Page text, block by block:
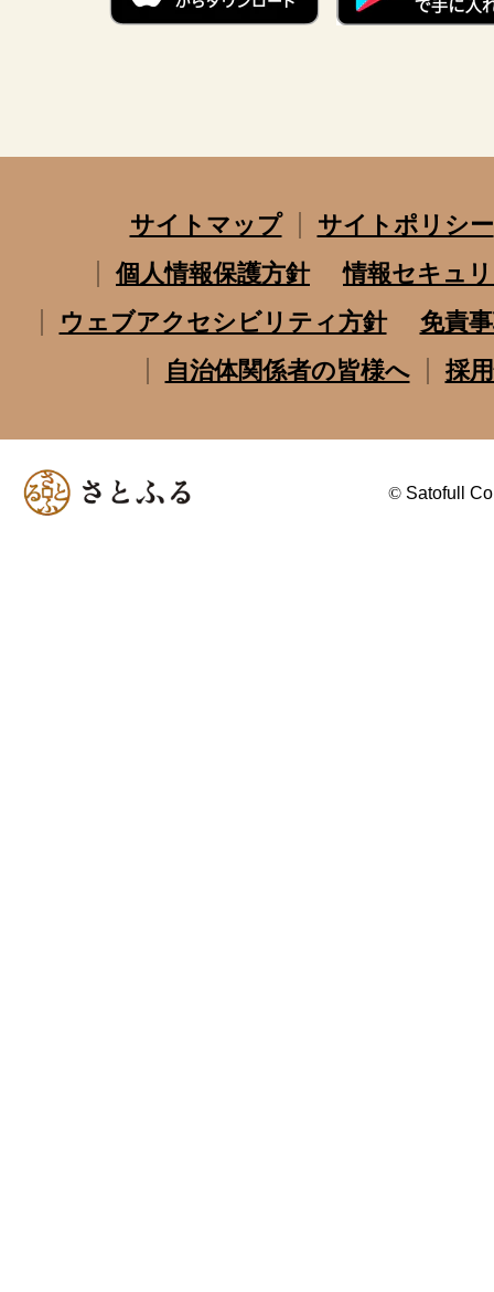
サイトマップ
サイトポリシー
個人情報保護方針
情報セキュ
ウェブアクセシビリティ方針
免責
自治体関係者の皆様へ
採
© Satofull